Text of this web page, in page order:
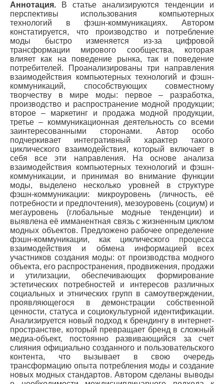
Аннотация. В статье анализируются тенденции и
перспективы использования компьютерных
технологий в фэшн-коммуникациях. Автором
констатируется, что производство и потребление
моды быстро изменяется из-за цифровой
трансформации мирового сообщества, которая
влияет как на поведение рынка, так и поведение
потребителей. Проанализированы три направления
взаимодействия компьютерных технологий и фэшн-
коммуникаций, способствующих совместному
творчеству в мире моды: первое – разработка,
производство и распространение модной продукции;
второе – маркетинг и продажа модной продукции,
третье – коммуникационная деятельность со всеми
заинтересованными сторонами. Автор особо
подчеркивает интегративный характер такого
циклического взаимодействия, который включает в
себя все эти направления. На основе анализа
взаимодействия компьютерных технологий и фэшн-
коммуникации, и принимая во внимание функции
моды, выделено несколько уровней в структуре
фэшн-коммуникации: микроуровень (личность, её
потребности и предпочтения), мезоуровень (социум) и
мегауровень (глобальные модные тенденции) и
выявлена её имманентная связь с жизненным циклом
модных объектов. Предложено рабочее определение
фэшн-коммуникации, как циклического процесса
взаимодействия и обмена информацией всех
участников создания моды: от производства модного
объекта, его распространения, продвижения, продажи
и утилизации, обеспечивающих формирование
эстетических потребностей и интересов различных
социальных и этнических групп в самоутверждении,
проявляющегося в демонстрации собственной
ценности, статуса и социокультурной идентификации.
Анализируется новый подход к брендингу в интернет-
пространстве, который превращает бренд в сложный
медиа-объект, постоянно развивающийся за счет
слияния официально созданного и пользовательского
контента, что вызывает в свою очередь
трансформацию опыта потребления моды и создание
новых модных стандартов. Автором сделаны выводы